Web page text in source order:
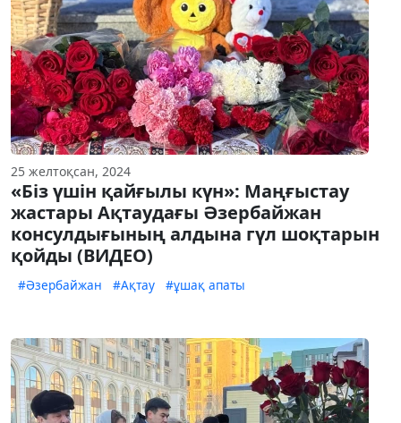
25 желтоқсан, 2024
«Біз үшін қайғылы күн»: Маңғыстау
жастары Ақтаудағы Әзербайжан
консулдығының алдына гүл шоқтарын
қойды (ВИДЕО)
#Әзербайжан #Ақтау #ұшақ апаты